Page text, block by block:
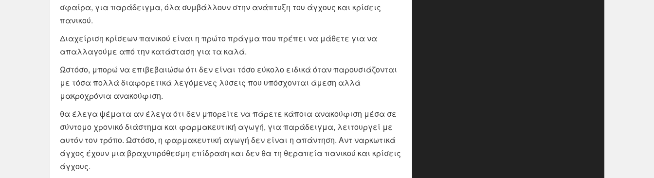
σφαίρα, για παράδειγμα, όλα συμβάλλουν στην ανάπτυξη του άγχους και κρίσεις
πανικού.
Διαχείριση κρίσεων πανικού είναι η πρώτο πράγμα που πρέπει να μάθετε για να
απαλλαγούμε από την κατάσταση για τα καλά.
Ωστόσο, μπορώ να επιβεβαιώσω ότι δεν είναι τόσο εύκολο ειδικά όταν παρουσιάζονται
με τόσα πολλά διαφορετικά λεγόμενες λύσεις που υπόσχονται άμεση αλλά
μακροχρόνια ανακούφιση.
θα έλεγα ψέματα αν έλεγα ότι δεν μπορείτε να πάρετε κάποια ανακούφιση μέσα σε
σύντομο χρονικό διάστημα και φαρμακευτική αγωγή, για παράδειγμα, λειτουργεί με
αυτόν τον τρόπο. Ωστόσο, η φαρμακευτική αγωγή δεν είναι η απάντηση. Αντ ναρκωτικά
άγχος έχουν μια βραχυπρόθεσμη επίδραση και δεν θα τη θεραπεία πανικού και κρίσεις
άγχους.